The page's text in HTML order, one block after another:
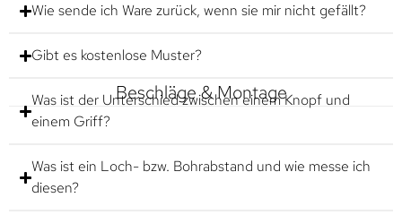
Wie sende ich Ware zurück, wenn sie mir nicht gefällt?
Gibt es kostenlose Muster?
Beschläge & Montage
Was ist der Unterschied zwischen einem Knopf und
einem Griff?
Was ist ein Loch- bzw. Bohrabstand und wie messe ich
diesen?